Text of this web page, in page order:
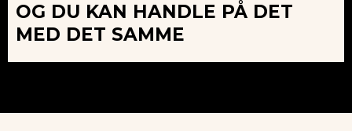
OG DU KAN HANDLE PÅ DET
MED DET SAMME